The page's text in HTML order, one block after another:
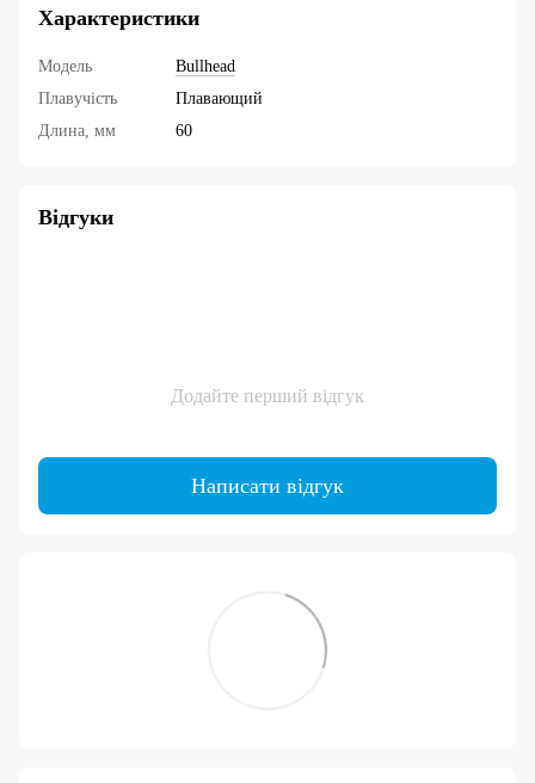
Характеристики
Модель
Bullhead
Плавучість
Плавающий
Длина, мм
60
Відгуки
Додайте перший відгук
Написати відгук